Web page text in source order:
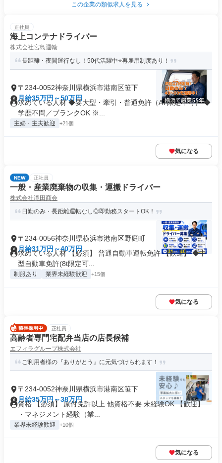
この企業の類似求人を見る
正社員
海上コンテナドライバー
株式会社宮島運輸
長距離・夜間運行なし！50代活躍中⭐再雇用制度あり！
〒234-0052神奈川県横浜市港南区笹下
月給35万円～50万円
求めている人材 ◆要大型・牽引・普通免許（AT限定不可） ◆
学歴不問／ブランクOK ※...
主婦・主夫歓迎 +21個
気になる
NEW 正社員
⼀般・産業廃棄物の収集・運搬ドライバー
株式会社滝田商会
⽇勤のみ・⻑距離運転なし◎即勤務スタートOK！
〒234-0056神奈川県横浜市港南区野庭町
月給31万円～40万円
求めている人材 【必須】 普通⾃動⾞運転免許 【歓迎】 ◆中
型自動車免許(8t限定可...
制服あり 業界未経験歓迎 +15個
気になる
正社員
高齢者専門宅配弁当店の店長候補
エフィラグループ株式会社
ご利用者様の『ありがとう』に元気づけられます！
〒234-0052神奈川県横浜市港南区笹下
月給35万円～38万円
資格 【必須】 原付免許以上 他資格不要 未経験OK 【歓迎】
・マネジメント経験（業...
業界未経験歓迎 +10個
気になる